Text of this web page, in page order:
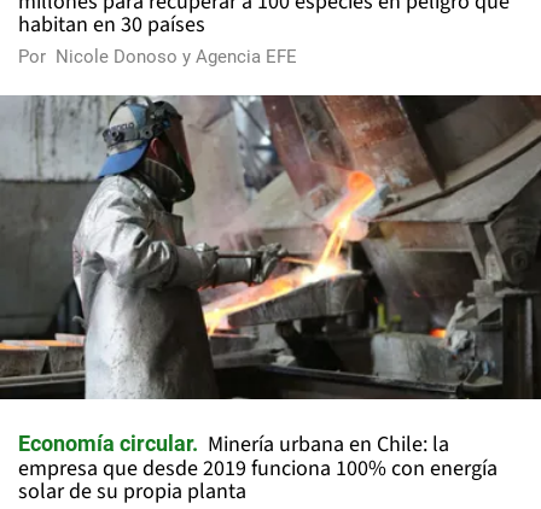
habitan en 30 países
Por Nicole Donoso y Agencia EFE
Economía circular
Minería urbana en Chile: la
empresa que desde 2019 funciona 100% con energía
solar de su propia planta